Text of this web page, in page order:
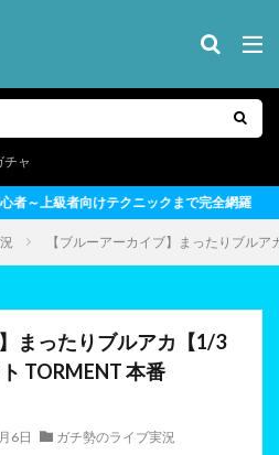
チャ
羅
【ブルーアーカイブ】まったりブル
まったりブルアカ【1/3
TORMENT 本番
6日
ガチ勢のライブ実況